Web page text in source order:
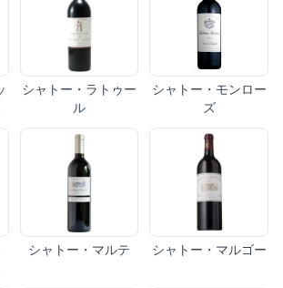
シャトー・ラトゥー
ル
シャトー・モンロー
ズ
シャトー・マルテ シャトー・マルゴー